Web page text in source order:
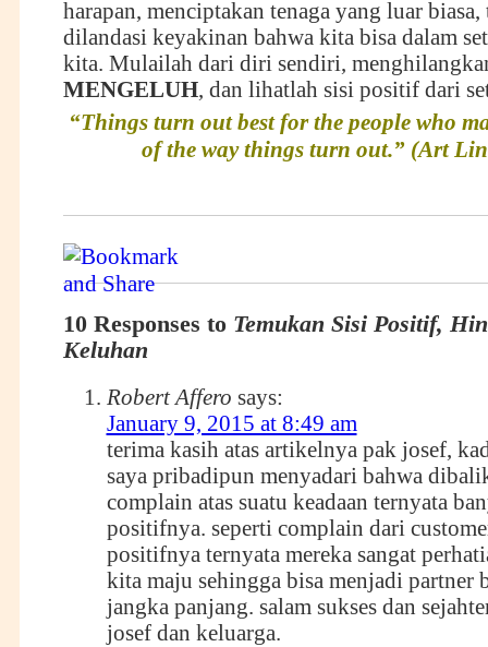
harapan, menciptakan tenaga yang luar biasa,
dilandasi keyakinan bahwa kita bisa dalam
kita. Mulailah dari diri sendiri,
MENGELUH, dan lihatlah sisi positif dari
“Things turn out best for the people who
of the way things turn out.” (Art
10 Responses to Temukan Sisi Positif,
Keluhan
Robert Affero says:
January 9, 2015 at 8:49 am
terima kasih atas artikelnya pak josef,
saya pribadipun menyadari bahwa
complain atas suatu keadaan ternyata
positifnya. seperti complain dari
positifnya ternyata mereka sangat
kita maju sehingga bisa menjadi partner
jangka panjang. salam sukses dan
josef dan keluarga.